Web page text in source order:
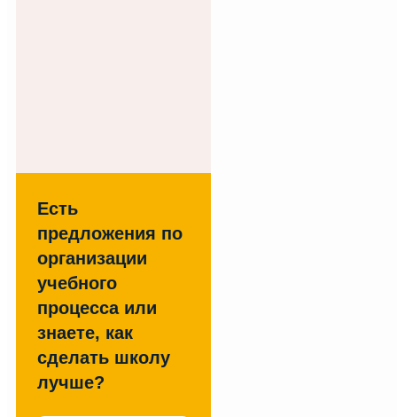
Есть
предложения по
организации
учебного
процесса или
знаете, как
сделать школу
лучше?